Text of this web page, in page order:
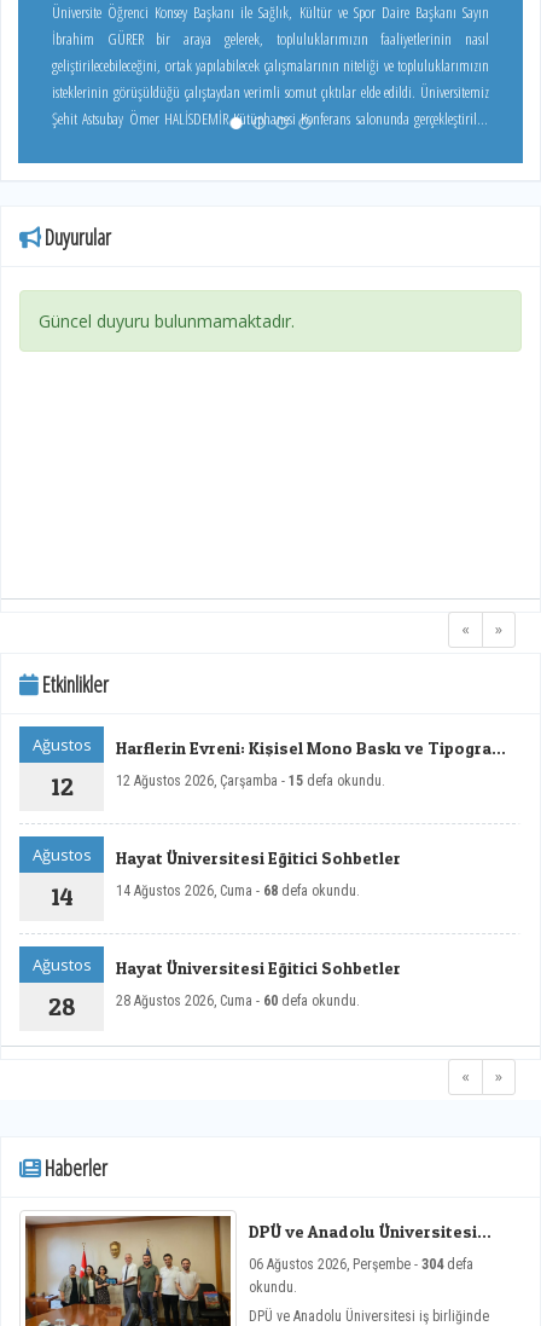
Üniversite Öğrenci Konsey Başkanı ile Sağlık, Kültür ve Spor Daire Başkanı Sayın
İbrahim GÜRER bir araya gelerek, topluluklarımızın faaliyetlerinin nasıl
geliştirilecebileceğini, ortak yapılabilecek çalışmalarının niteliği ve topluluklarımızın
isteklerinin görüşüldüğü çalıştaydan verimli somut çıktılar elde edildi. Üniversitemiz
Şehit Astsubay Ömer HALİSDEMİR Kütüphanesi Konferans salonunda gerçekleştirilen
Duyurular
Güncel duyuru bulunmamaktadır.
« »
Etkinlikler
Ağustos
12
Harflerin Evreni: Kişisel Mono Baskı ve Tipografi
12 Ağustos 2026, Çarşamba - 15 defa okundu.
Ağustos
14
Hayat Üniversitesi Eğitici Sohbetler
14 Ağustos 2026, Cuma - 68 defa okundu.
Ağustos
28
Hayat Üniversitesi Eğitici Sohbetler
28 Ağustos 2026, Cuma - 60 defa okundu.
« »
Haberler
DPÜ ve Anadolu Üniversitesi
Toplantısı
06 Ağustos 2026, Perşembe - 304defa
okundu.
DPÜ ve Anadolu Üniversitesi iş birliğinde